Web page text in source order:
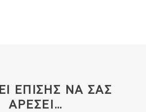
ΕΠΊΣΗΣ ΝΑ ΣΑΣ
ΑΡΈΣΕΙ…